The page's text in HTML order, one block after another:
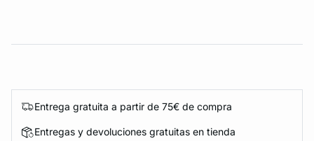
Entrega gratuita a partir de 75€ de compra
Entregas y devoluciones gratuitas en tienda